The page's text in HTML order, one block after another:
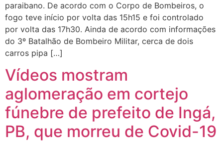
paraibano. De acordo com o Corpo de Bombeiros, o
fogo teve início por volta das 15h15 e foi controlado
por volta das 17h30. Ainda de acordo com informações
do 3º Batalhão de Bombeiro Militar, cerca de dois
carros pipa […]
Vídeos mostram
aglomeração em cortejo
fúnebre de prefeito de Ingá,
PB, que morreu de Covid-19